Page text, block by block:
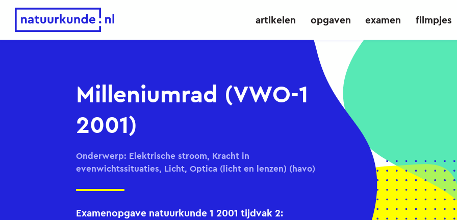
Natuurkunde.nl
artikelen opgaven examen filmpjes
Milleniumrad (VWO-1
2001)
Onderwerp: Elektrische stroom, Kracht in
evenwichtssituaties, Licht, Optica (licht en lenzen) (havo)
Examenopgave natuurkunde 1 2001 tijdvak 2: